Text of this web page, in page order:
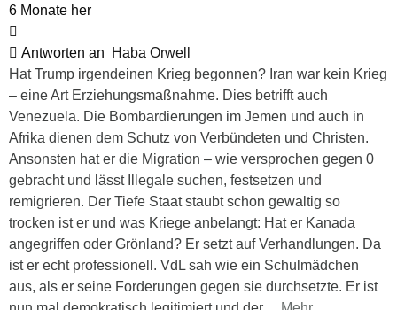
6 Monate her
Antworten an
Haba Orwell
Hat Trump irgendeinen Krieg begonnen? Iran war kein Krieg
– eine Art Erziehungsmaßnahme. Dies betrifft auch
Venezuela. Die Bombardierungen im Jemen und auch in
Afrika dienen dem Schutz von Verbündeten und Christen.
Ansonsten hat er die Migration – wie versprochen gegen 0
gebracht und lässt Illegale suchen, festsetzen und
remigrieren. Der Tiefe Staat staubt schon gewaltig so
trocken ist er und was Kriege anbelangt: Hat er Kanada
angegriffen oder Grönland? Er setzt auf Verhandlungen. Da
ist er echt professionell. VdL sah wie ein Schulmädchen
aus, als er seine Forderungen gegen sie durchsetzte. Er ist